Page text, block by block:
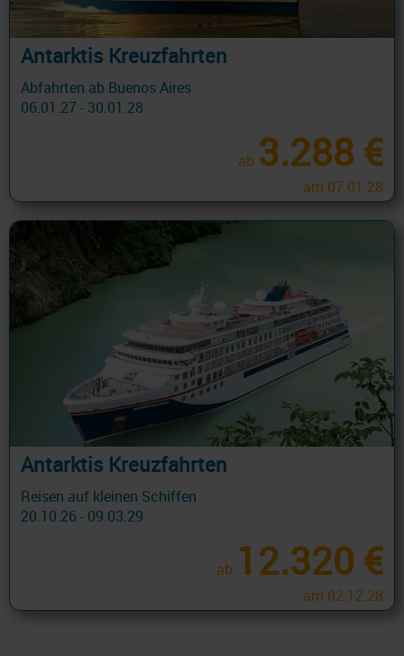
Antarktis Kreuzfahrten
Abfahrten ab Buenos Aires
06.01.27 - 30.01.28
ab 3.288 €
am 07.01.28
Antarktis Kreuzfahrten
Reisen auf kleinen Schiffen
20.10.26 - 09.03.29
ab 12.320 €
am 02.12.28